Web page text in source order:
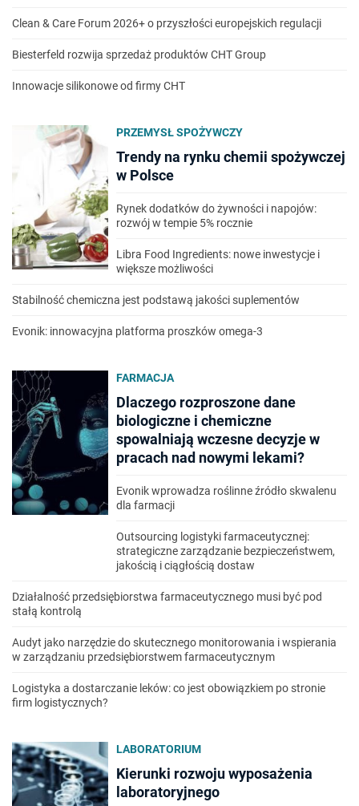
Clean & Care Forum 2026+ o przyszłości europejskich regulacji
Biesterfeld rozwija sprzedaż produktów CHT Group
Innowacje silikonowe od firmy CHT
PRZEMYSŁ SPOŻYWCZY
Trendy na rynku chemii spożywczej
w Polsce
Rynek dodatków do żywności i napojów:
rozwój w tempie 5% rocznie
Libra Food Ingredients: nowe inwestycje i
większe możliwości
Stabilność chemiczna jest podstawą jakości suplementów
Evonik: innowacyjna platforma proszków omega-3
FARMACJA
Dlaczego rozproszone dane
biologiczne i chemiczne
spowalniają wczesne decyzje w
pracach nad nowymi lekami?
Evonik wprowadza roślinne źródło skwalenu
dla farmacji
Outsourcing logistyki farmaceutycznej:
strategiczne zarządzanie bezpieczeństwem,
jakością i ciągłością dostaw
Działalność przedsiębiorstwa farmaceutycznego musi być pod
stałą kontrolą
Audyt jako narzędzie do skutecznego monitorowania i wspierania
w zarządzaniu przedsiębiorstwem farmaceutycznym
Logistyka a dostarczanie leków: co jest obowiązkiem po stronie
firm logistycznych?
LABORATORIUM
Kierunki rozwoju wyposażenia
laboratoryjnego